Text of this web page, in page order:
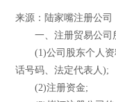
来源：陆家嘴注册公司
一、注册贸易公司
(1)公司股东个人资
话号码、法定代表人);
(2)注册资金;